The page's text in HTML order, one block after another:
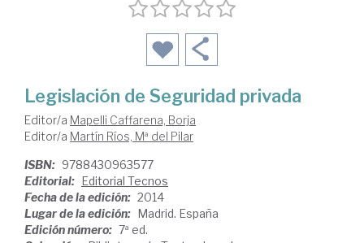
Legislación de Seguridad privada
Editor/a Mapelli Caffarena, Borja
Editor/a Martín Ríos, Mª del Pilar
ISBN: 9788430963577
Editorial: Editorial Tecnos
Fecha de la edición: 2014
Lugar de la edición: Madrid. España
Edición número: 7ª ed.